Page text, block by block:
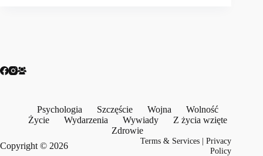
Psychologia Szczęście Wojna
Wolność
Życie
Wydarzenia Wywiady
Z życia wzięte
Zdrowie
Copyright © 2026
Terms & Services |Privacy
Policy